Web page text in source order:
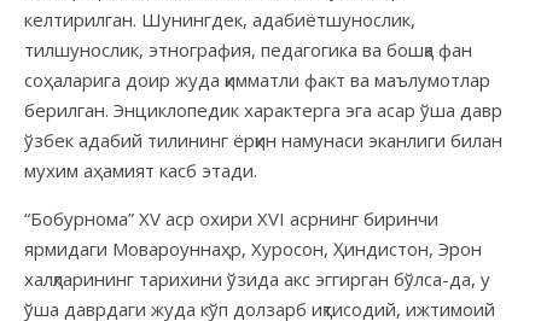
келтирилган. Шунингдек, адабиётшунослик,
тилшунослик, этнография, педагогика ва бошқа фан
соҳаларига доир жуда қимматли факт ва маълумотлар
берилган. Энциклопедик характерга эга асар ўша давр
ўзбек адабий тилининг ёрқин намунаси эканлиги билан
мухим аҳамият касб этади.
“Бобурнома” XV аср охири XVI асрнинг биринчи
ярмидаги Мовароуннаҳр, Хуросон, Ҳиндистон, Эрон
халқларининг тарихини ўзида акс эггирган бўлса-да, у
ўша даврдаги жуда кўп долзарб иқтисодий, ижтимоий